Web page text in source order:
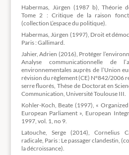
Habermas, Jürgen (1987 b), Théorie
Tome 2 : Critique de la raison
(collection L’espace du politique).
Habermas, Jürgen (1997), Droit et
Paris : Gallimard.
Jahier, Adrien (2016), Protéger
Analyse communicationnelle de
environnementales auprès de l’Union
révision du règlement (CE) N°842/2006
serre fluorés, Thèse de Doctorat en
Communication, Université Toulouse III.
Kohler-Koch, Beate (1997), «
European Parliament », European
1997, vol. 1, no 9.
Latouche, Serge (2014), Cornelius
radicale, Paris : Le passager clandestin,
la décroissance).